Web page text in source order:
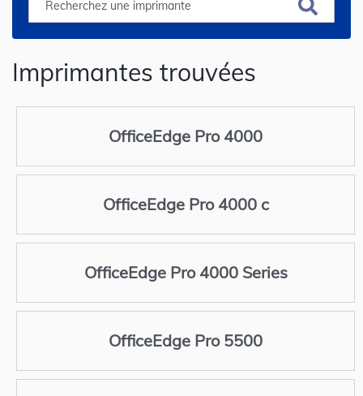
Imprimantes trouvées
OfficeEdge Pro 4000
OfficeEdge Pro 4000 c
OfficeEdge Pro 4000 Series
OfficeEdge Pro 5500